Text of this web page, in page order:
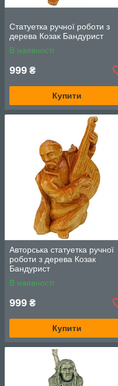
Статуетка ручної роботи з
дерева Козак Бандурист
В наявності
999 ₴
Купити
Авторська статуетка ручної
роботи з дерева Козак
Бандурист
В наявності
999 ₴
Купити